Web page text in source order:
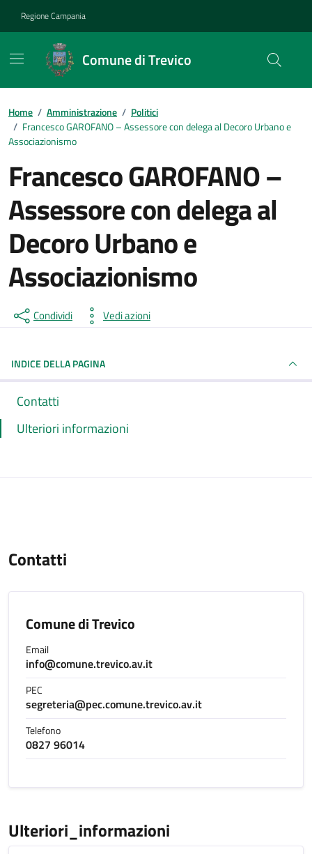
Regione Campania
Comune di Trevico
Home / Amministrazione / Politici
/ Francesco GAROFANO – Assessore con delega al Decoro Urbano e
Associazionismo
Francesco GAROFANO –
Assessore con delega al
Decoro Urbano e
Associazionismo
Condividi Vedi azioni
INDICE DELLA PAGINA
Contatti
Ulteriori informazioni
Contatti
Comune di Trevico
Email
info@comune.trevico.av.it
PEC
segreteria@pec.comune.trevico.av.it
Telefono
0827 96014
Ulteriori_informazioni